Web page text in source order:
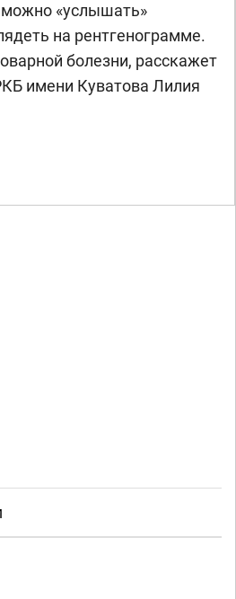
«услышать»
на рентгенограмме.
болезни, расскажет
имени Куватова Лилия